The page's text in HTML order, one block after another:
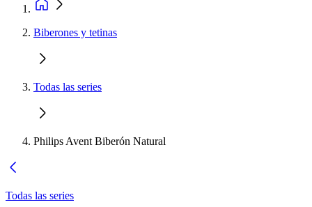
Biberones y tetinas
Todas las series
Philips Avent Biberón Natural
Todas las series